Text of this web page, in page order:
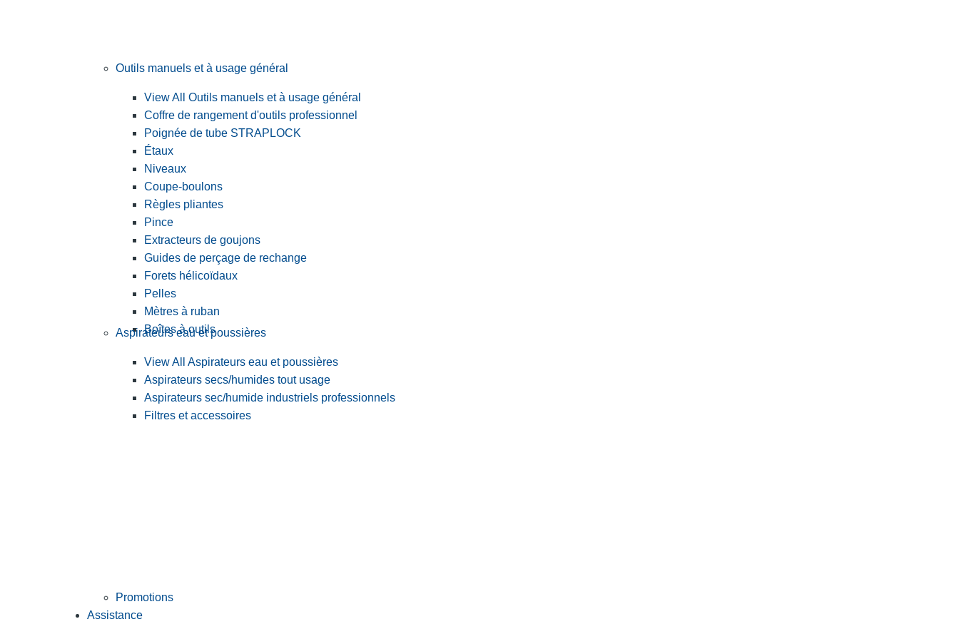
Outils manuels et à usage général
View All Outils manuels et à usage général
Coffre de rangement d'outils professionnel
Poignée de tube STRAPLOCK
Étaux
Niveaux
Coupe-boulons
Règles pliantes
Pince
Extracteurs de goujons
Guides de perçage de rechange
Forets hélicoïdaux
Pelles
Mètres à ruban
Boîtes à outils
Aspirateurs eau et poussières
View All Aspirateurs eau et poussières
Aspirateurs secs/humides tout usage
Aspirateurs sec/humide industriels professionnels
Filtres et accessoires
Promotions
Assistance